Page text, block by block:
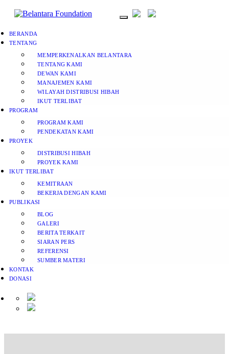
BERANDA
TENTANG
MEMPERKENALKAN BELANTARA
TENTANG KAMI
DEWAN KAMI
MANAJEMEN KAMI
WILAYAH DISTRIBUSI HIBAH
IKUT TERLIBAT
PROGRAM
PROGRAM KAMI
PENDEKATAN KAMI
PROYEK
DISTRIBUSI HIBAH
PROYEK KAMI
IKUT TERLIBAT
KEMITRAAN
BEKERJA DENGAN KAMI
PUBLIKASI
BLOG
GALERI
BERITA TERKAIT
SIARAN PERS
REFERENSI
SUMBER MATERI
KONTAK
DONASI